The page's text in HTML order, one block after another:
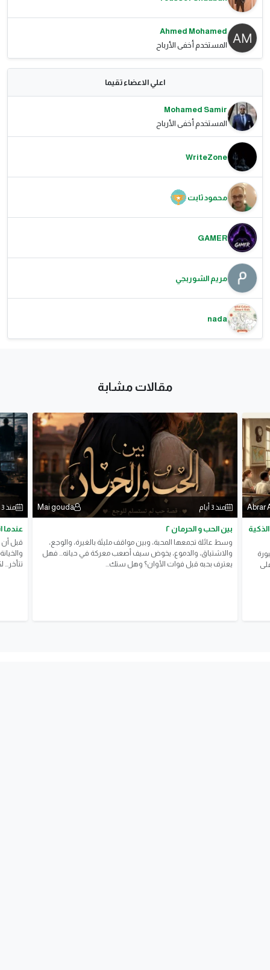
Ahmed Mohamed
المستخدم أخفى الأرباح
اعلي الاعضاء تقيما
Mohamed Samir
المستخدم أخفى الأرباح
WriteZone
محمود ثابت
GAMER
مريم الشوربجي
nada
مقالات مشابة
Abrar منذ 3 أيام Mai gouda
بين الحب و الحرمان ٢
وسط عائلة تجمعها المحبة، وبين مواقف مليئة بالغيرة، والوجع،
والاشتياق، والدموع، يخوض سيف أصعب معركة في حياته... فهل
يعترف بحبه قبل فوات الأوان؟ وهل ستك...
منذ 3 أيام
عندما
قبل أن
تتأخر...